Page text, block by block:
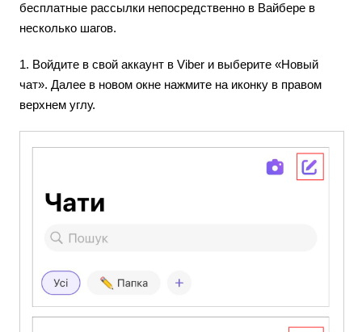
бесплатные рассылки непосредственно в Вайбере в
несколько шагов.
1. Войдите в свой аккаунт в Viber и выберите «Новый
чат». Далее в новом окне нажмите на иконку в правом
верхнем углу.